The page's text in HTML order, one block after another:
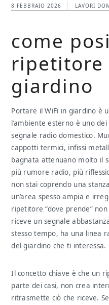
8 FEBBRAIO 2026 LAVORI
come
giardino
Portare il WiFi in giardino è
l’ambiente esterno è uno
segnale radio domestico.
cappotti termici, infissi
bagnata attenuano molto il
più rumore radio, più
non stai coprendo una
un’area spesso ampia e
ripetitore “dove prende”
riceve un segnale
stesso tempo, ha una linea
del giardino che ti interessa.
Il concetto chiave è che un
parte dei casi, non crea
ritrasmette ciò che riceve.